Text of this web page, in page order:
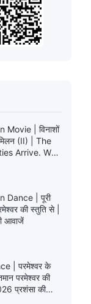
वचन "सत्य का
चार)
वचन "सत्य का
एक)
वचन "सत्य का
दो)
वचन "सत्य का
तीन)
Movie | विनाशों
(II) | The
Arrive. Who
Dance | पूरी
की स्तुति से |
आवाजें
| परमेश्वर के
परमेश्वर की
प्रशंसा की